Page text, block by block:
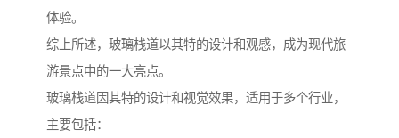
体验。
综上所述，玻璃栈道以其特的设计和观感，成为现代旅
游景点中的一大亮点。
玻璃栈道因其特的设计和视觉效果，适用于多个行业，
主要包括：